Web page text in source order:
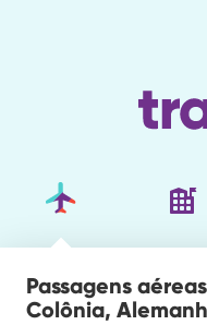
Passagens
Colônia,